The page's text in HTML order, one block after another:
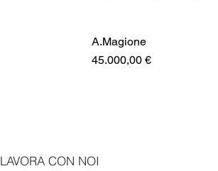
A.Magione
Prezzo
45.000,00 €
LAVORA CON NOI